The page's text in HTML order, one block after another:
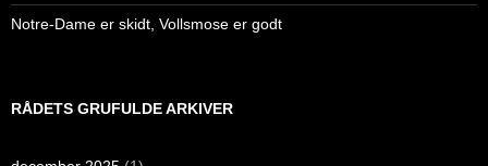
Notre-Dame er skidt, Vollsmose er godt
RÅDETS GRUFULDE ARKIVER